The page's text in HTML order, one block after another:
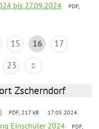
bis 27.09.2024
PDF,
15 16
17
23
Zscherndorf
PDF, 217 kB 17.05.2024
Einschüler 2024
PDF,